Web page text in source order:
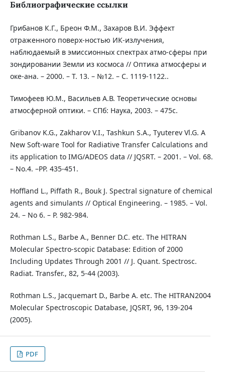
Библиографические ссылки
Грибанов К.Г., Бреон Ф.М., Захаров В.И. Эффект
отраженного поверх-ностью ИК-излучения,
наблюдаемый в эмиссионных спектрах атмо-сферы при
зондировании Земли из космоса // Оптика атмосферы и
оке-ана. – 2000. – Т. 13. – №12. – С. 1119-1122..
Тимофеев Ю.М., Васильев А.В. Теоретические основы
атмосферной оптики. – СПб: Наука, 2003. – 475с.
Gribanov K.G., Zakharov V.I., Tashkun S.A., Tyuterev Vl.G. A
New Soft-ware Tool for Radiative Transfer Calculations and
its application to IMG/ADEOS data // JQSRT. – 2001. – Vol. 68.
– No.4. –РР. 435-451.
Hoffland L., Piffath R., Bouk J. Spectral signature of chemical
agents and simulants // Optical Engineering. – 1985. – Vol.
24. – No 6. – P. 982-984.
Rothman L.S., Barbe A., Benner D.C. etc. The HITRAN
Molecular Spectro-scopic Database: Edition of 2000
Including Updates Through 2001 // J. Quant. Spectrosc.
Radiat. Transfer., 82, 5-44 (2003).
Rothman L.S., Jacquemart D., Barbe A. etc. The HITRAN2004
Molecular Spectroscopic Database, JQSRT, 96, 139-204
(2005).
PDF